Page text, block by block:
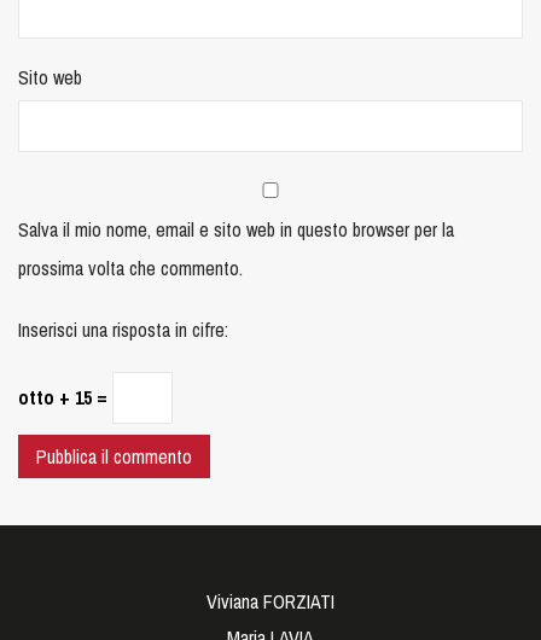
Sito web
Salva il mio nome, email e sito web in questo browser per la
prossima volta che commento.
Inserisci una risposta in cifre:
otto + 15 =
Viviana FORZIATI